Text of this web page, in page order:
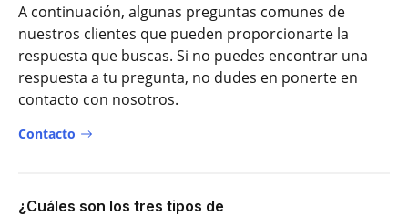
A continuación, algunas preguntas comunes de
nuestros clientes que pueden proporcionarte la
respuesta que buscas. Si no puedes encontrar una
respuesta a tu pregunta, no dudes en ponerte en
contacto con nosotros.
Contacto
¿Cuáles son los tres tipos de